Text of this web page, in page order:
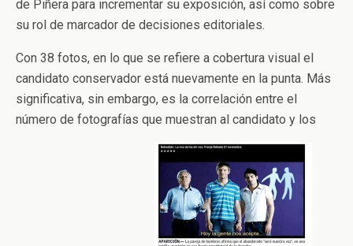
de Piñera para incrementar su exposición, así como sobre
su rol de marcador de decisiones editoriales.
Con 38 fotos, en lo que se refiere a cobertura visual el
candidato conservador está nuevamente en la punta. Más
significativa, sin embargo, es la correlación entre el
número de fotografías que muestran al candidato y los